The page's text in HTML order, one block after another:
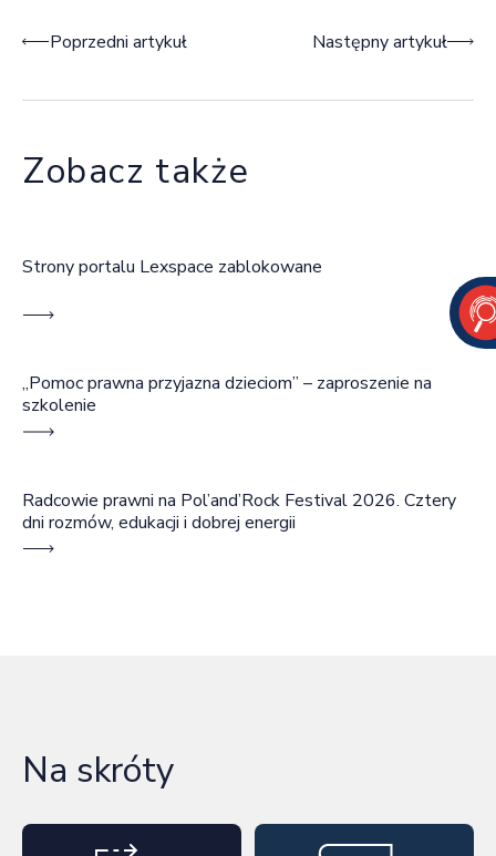
Nawigacja wpisu
Poprzedni artykuł Następny artykuł
Zobacz także
Strony portalu Lexspace zablokowane
„Pomoc prawna przyjazna dzieciom” – zaproszenie na
szkolenie
Radcowie prawni na Pol’and’Rock Festival 2026. Cztery
dni rozmów, edukacji i dobrej energii
Na skróty